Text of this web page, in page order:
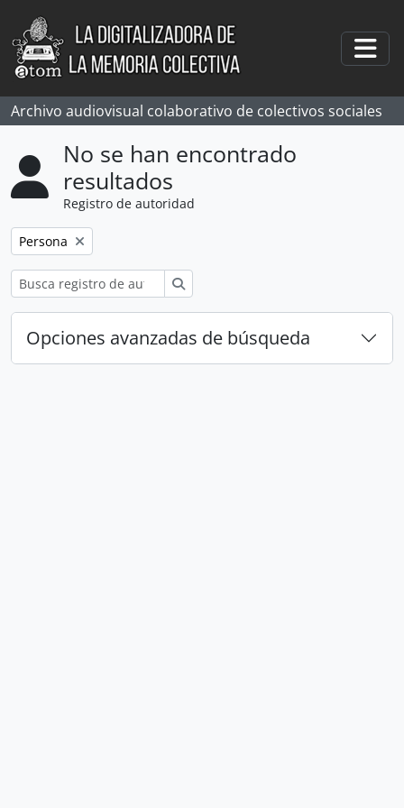
Skip to main content
Archivo audiovisual colaborativo de colectivos sociales
No se han encontrado
resultados
Registro de autoridad
Remove filter:
Persona
Opciones avanzadas de búsqueda